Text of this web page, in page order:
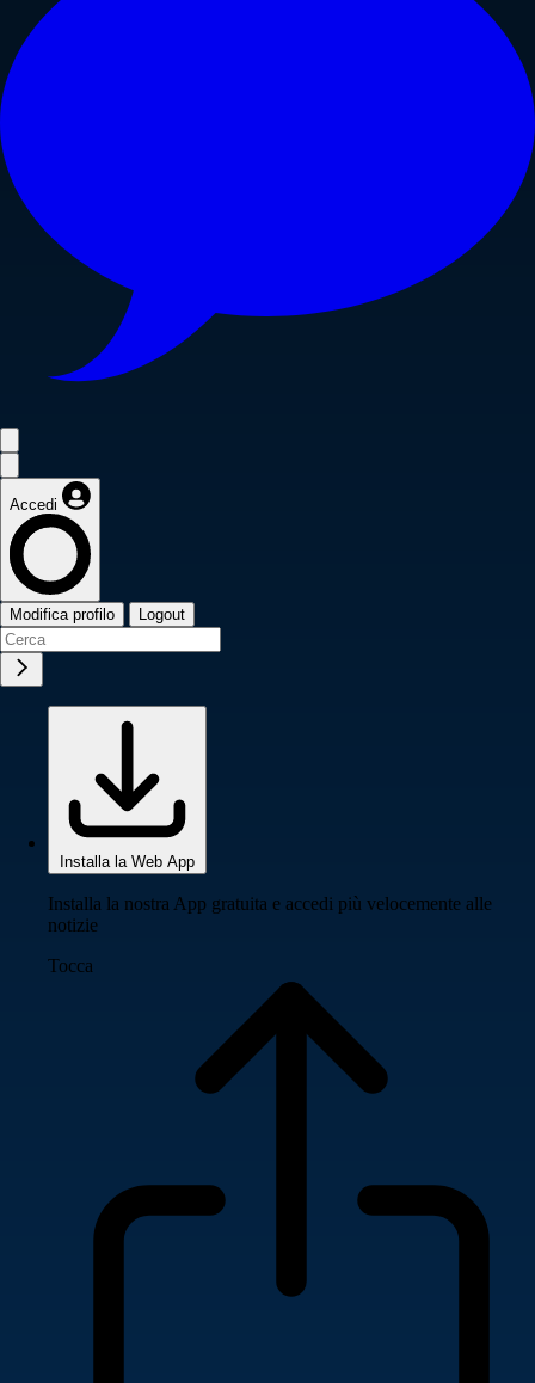
Accedi
Modifica profilo Logout
Installa la Web App
Installa la nostra App gratuita e accedi più velocemente alle
notizie
Tocca